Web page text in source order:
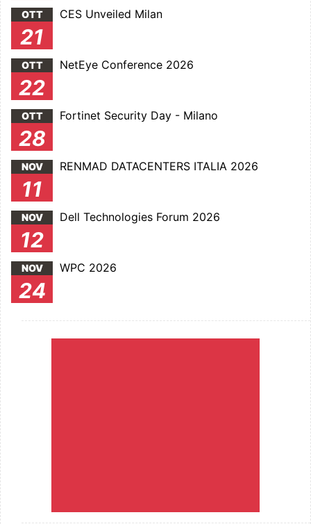
OTT
21
CES Unveiled Milan
OTT
22
NetEye Conference 2026
OTT
28
Fortinet Security Day - Milano
NOV
11
RENMAD DATACENTERS ITALIA 2026
NOV
12
Dell Technologies Forum 2026
NOV
24
WPC 2026